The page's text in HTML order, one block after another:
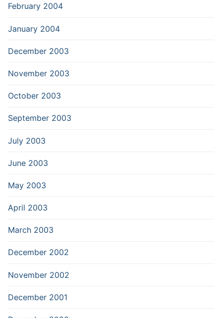
February 2004
January 2004
December 2003
November 2003
October 2003
September 2003
July 2003
June 2003
May 2003
April 2003
March 2003
December 2002
November 2002
December 2001